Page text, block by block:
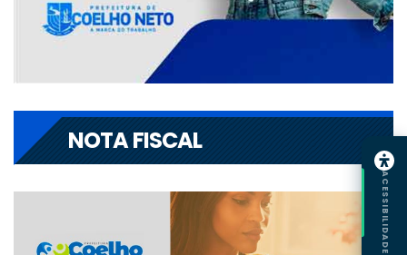
NOTA FISCAL
ACESSIBILIDADE